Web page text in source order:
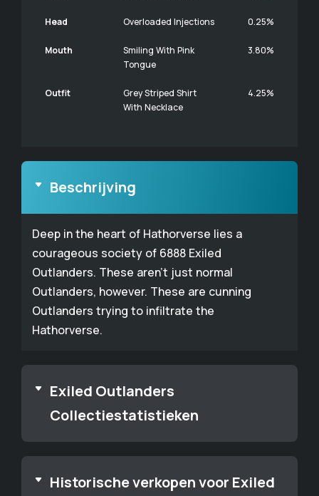
Head Overloaded Injections 0.25%
Mouth
Smiling With Pink
Tongue
3.80%
Outfit
Grey Striped Shirt
With Necklace
4.25%
Beschrijving
Deep in the heart of Hathorverse lies a
courageous society of 6888 Exiled
Outlanders. These aren't just normal
Outlanders, however. These are cunning
Outlanders trying to infiltrate the
Hathorverse.
Exiled Outlanders
Collectiestatistieken
Historische verkopen voor Exiled